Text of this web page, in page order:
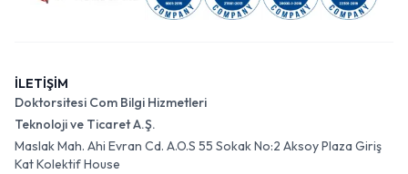
İLETİŞİM
Doktorsitesi Com Bilgi Hizmetleri
Teknoloji ve Ticaret A.Ş.
Maslak Mah. Ahi Evran Cd. A.O.S 55 Sokak No:2 Aksoy Plaza Giriş
Kat Kolektif House